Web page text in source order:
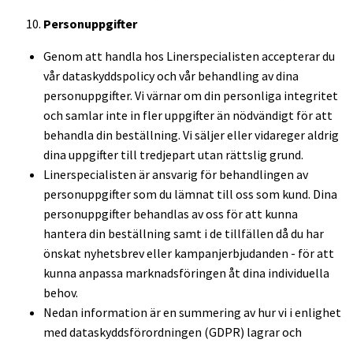
Personuppgifter
Genom att handla hos Linerspecialisten accepterar du
vår dataskyddspolicy och vår behandling av dina
personuppgifter. Vi värnar om din personliga integritet
och samlar inte in fler uppgifter än nödvändigt för att
behandla din beställning. Vi säljer eller vidareger aldrig
dina uppgifter till tredjepart utan rättslig grund.
Linerspecialisten är ansvarig för behandlingen av
personuppgifter som du lämnat till oss som kund. Dina
personuppgifter behandlas av oss för att kunna
hantera din beställning samt i de tillfällen då du har
önskat nyhetsbrev eller kampanjerbjudanden - för att
kunna anpassa marknadsföringen åt dina individuella
behov.
Nedan information är en summering av hur vi i enlighet
med dataskyddsförordningen (GDPR) lagrar och